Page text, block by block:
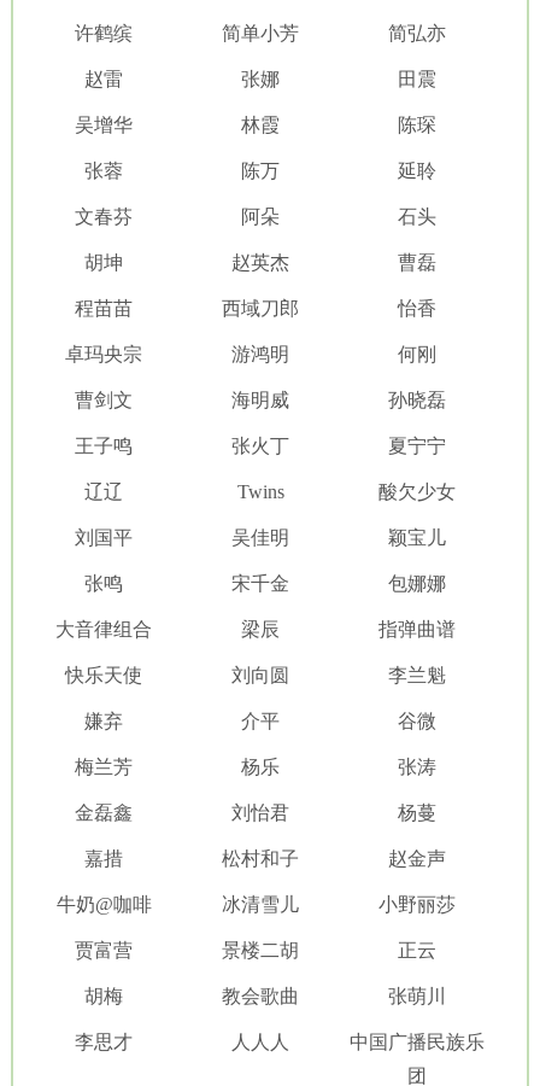
许鹤缤 简单小芳 简弘亦
赵雷 张娜 田震
吴增华 林霞 陈琛
张蓉 陈万 延聆
文春芬 阿朵 石头
胡坤 赵英杰 曹磊
程苗苗 西域刀郎 怡香
卓玛央宗 游鸿明 何刚
曹剑文 海明威 孙晓磊
王子鸣 张火丁 夏宁宁
辽辽 Twins 酸欠少女
刘国平 吴佳明 颖宝儿
张鸣 宋千金 包娜娜
大音律组合 梁辰 指弹曲谱
快乐天使 刘向圆 李兰魁
嫌弃 介平 谷微
梅兰芳 杨乐 张涛
金磊鑫 刘怡君 杨蔓
嘉措 松村和子 赵金声
牛奶@咖啡 冰清雪儿 小野丽莎
贾富营 景楼二胡 正云
胡梅 教会歌曲 张萌川
李思才 人人人
中国广播民族乐
团